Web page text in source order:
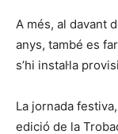
A més, al davant
anys, també es
s’hi instal·la
La jornada
edició de la